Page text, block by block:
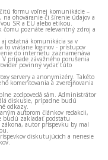
formu voľnej komunikácie –
ohováranie či šírenie údajov a
SR a EÚ alebo etikou.
čomu poznáte relevantný zdroj a
ostatná komunikácia sa v
to vrátane loginov - prístupov
do internetu zaznamenáva
prípade závažného porušenia
povinný vydať túto
servery a anonymizéry. Takéto
komentovania a zverejňovania
zodpovedá sám. Administrátor
diskusie, prípadne budú
odkazy.
autorom článkov redakcii,
budú zakladať podstatu
autor príspevku by mal
diskutujúcich a nenesie